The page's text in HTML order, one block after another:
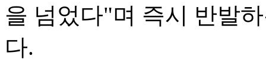
을 넘었다"며 즉시 반발
다.